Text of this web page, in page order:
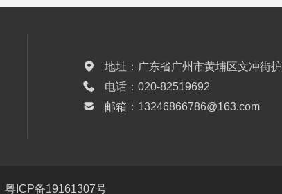
 地址：广东省广州市黄埔区文冲街
 电话：020-82519692

邮箱：13246866786@163.com
粤ICP备19161307号